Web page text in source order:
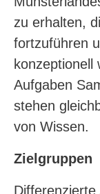
zu erhalten,
fortzuführen
konzeptionell
Aufgaben
stehen
von Wissen.
Zielgruppen